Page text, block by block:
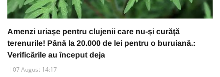
Amenzi uriașe pentru clujenii care nu-și curăță
terenurile! Până la 20.000 de lei pentru o buruiană.:
Verificările au început deja
07 August 14:17